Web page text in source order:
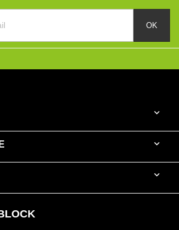


